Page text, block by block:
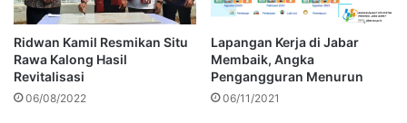
Ridwan Kamil Resmikan Situ
Rawa Kalong Hasil
Revitalisasi
06/08/2022
Lapangan Kerja di Jabar
Membaik, Angka
Pengangguran Menurun
06/11/2021